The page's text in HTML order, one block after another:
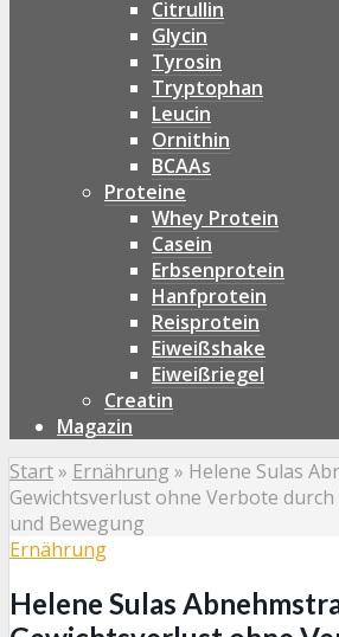
Citrullin
Glycin
Tyrosin
Tryptophan
Leucin
Ornithin
BCAAs
Proteine
Whey Protein
Casein
Erbsenprotein
Hanfprotein
Reisprotein
Eiweißshake
Eiweißriegel
Creatin
Magazin
Start» Ernährung » Helene Sulas
Gewichtsverlust ohne Verbote
und Bewegung
Ernährung
Helene Sulas